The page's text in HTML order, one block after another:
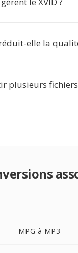
elle la
plusieurs
MPG à MP3